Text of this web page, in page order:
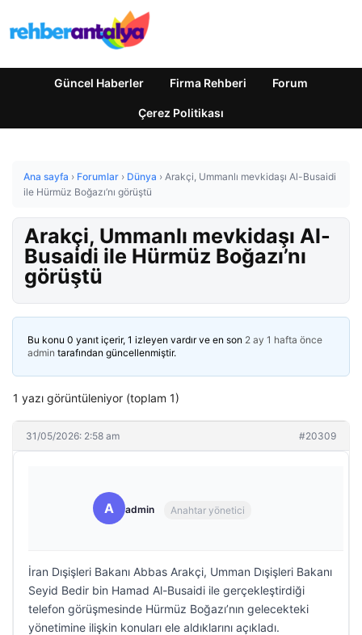
Güncel Haberler Firma Rehberi Forum
Çerez Politikası
Ana sayfa › Forumlar › Dünya › Arakçi, Ummanlı mevkidaşı Al-Busaidi
ile Hürmüz Boğazı’nı görüştü
Arakçi, Ummanlı mevkidaşı Al-
Busaidi ile Hürmüz Boğazı’nı
görüştü
Bu konu 0 yanıt içerir, 1 izleyen vardır ve en son 2 ay 1 hafta önce
admin tarafından güncellenmiştir.
1 yazı görüntüleniyor (toplam 1)
31/05/2026: 2:58 am #20309
A admin Anahtar yönetici
İran Dışişleri Bakanı Abbas Arakçi, Umman Dışişleri Bakanı
Seyid Bedir bin Hamad Al-Busaidi ile gerçekleştirdiği
telefon görüşmesinde Hürmüz Boğazı’nın gelecekteki
yönetimine ilişkin konuları ele aldıklarını açıkladı.